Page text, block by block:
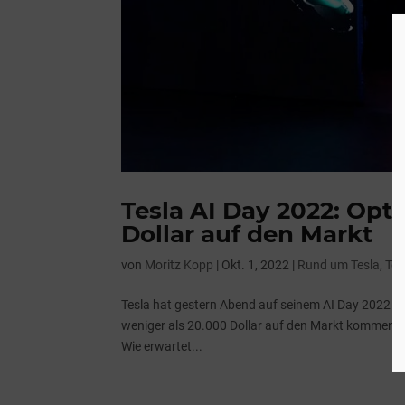
Tesla AI Day 2022:
Dollar auf den Markt
von Moritz Kopp | Okt. 1, 2022 | Rund um Tesla,
Tesla hat gestern Abend auf seinem AI Day 2022
weniger als 20.000 Dollar auf den Markt kommen.
Wie erwartet...